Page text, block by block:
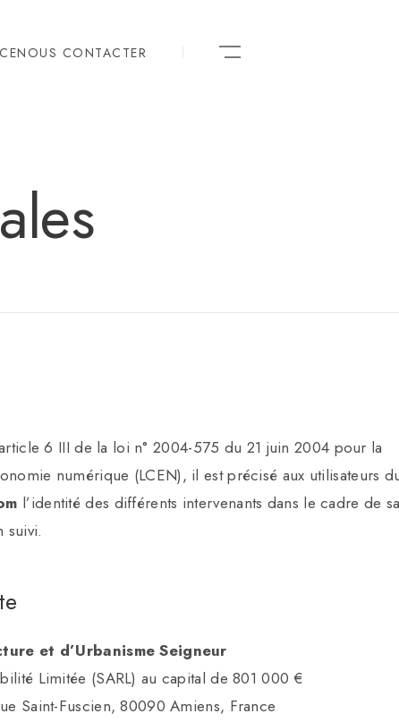
NOUS CONTACTER
6 III de la loi n° 2004-575 du 21 juin 2004 pour la
numérique (LCEN), il est précisé aux utilisateurs
l’identité des différents intervenants dans le cadre de sa
suivi.
et d’Urbanisme Seigneur
Limitée (SARL) au capital de 801 000 €
Saint-Fuscien, 80090 Amiens, France